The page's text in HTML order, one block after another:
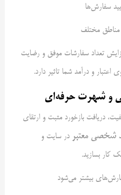
سفارش‌ها
مناطق مختلف
تعداد سفارشات موفق و رضایت
و درآمد شما تاثیر دارد.
دریافت بازخورد مثبت و ارتقای
شخصی معتبر در سایت و
کار بسازید.
بیشتر می‌شود